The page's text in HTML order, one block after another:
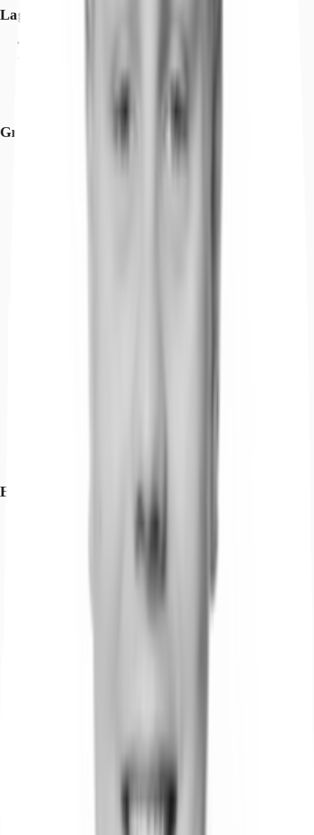
Lage und Verkehrsanbindung
Grundriss
Exposé herunterladen